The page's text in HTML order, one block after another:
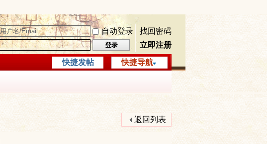
自动登录
找回密码
登录 立即注册
快捷导航
快捷发帖
返回列表